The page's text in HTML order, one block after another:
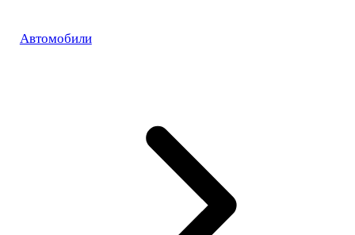
Автомобили